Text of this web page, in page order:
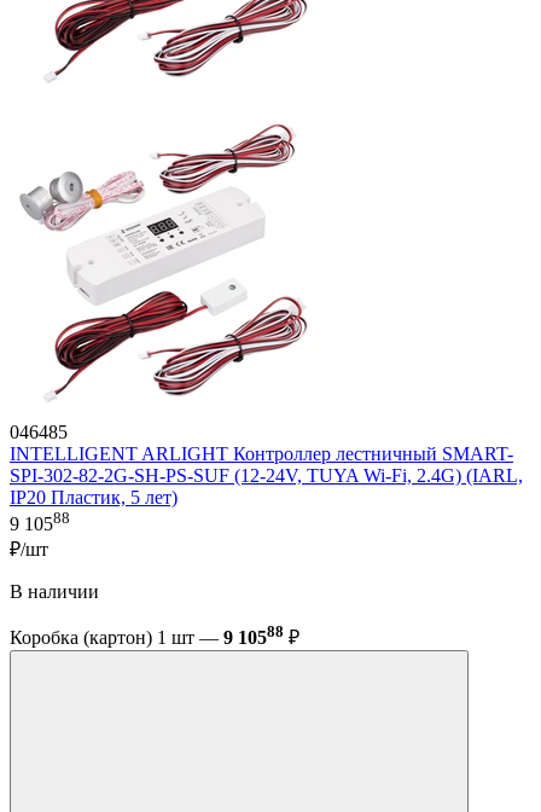
046485
INTELLIGENT ARLIGHT Контроллер лестничный SMART-
SPI-302-82-2G-SH-PS-SUF (12-24V, TUYA Wi-Fi, 2.4G) (IARL,
IP20 Пластик, 5 лет)
9 10588
₽/шт
В наличии
Коробка (картон) 1 шт — 9 10588 ₽